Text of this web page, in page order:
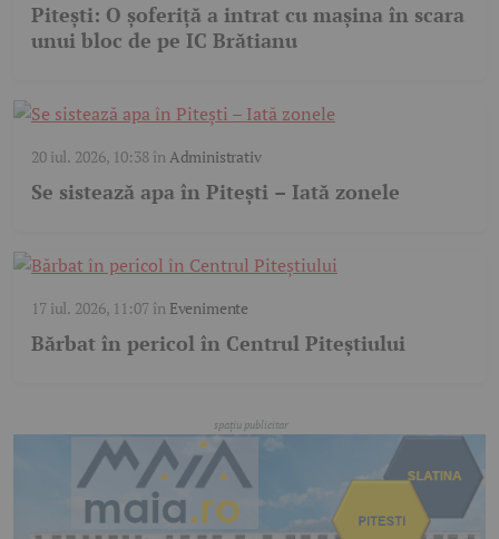
Pitești: O șoferiță a intrat cu mașina în scara
unui bloc de pe IC Brătianu
20 iul. 2026, 10:38înAdministrativ
Se sistează apa în Pitești – Iată zonele
17 iul. 2026, 11:07în Evenimente
Bărbat în pericol în Centrul Piteștiului